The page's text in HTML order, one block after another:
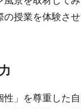
の授業を体験さ
」を尊重した